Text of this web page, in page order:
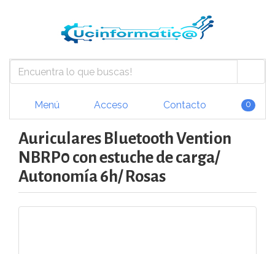
Menú Acceso Contacto 0
Auriculares Bluetooth Vention
NBRP0 con estuche de carga/
Autonomía 6h/ Rosas